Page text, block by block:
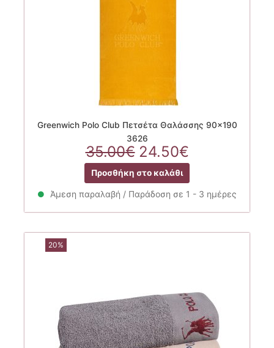
Greenwich Polo Club Πετσέτα Θαλάσσης 90×190
3626
35.00€ Original
price
was:
35.00€.
24.50€Η
τρέχουσα
τιμή
είναι:
24.50€.
Προσθήκη στο καλάθι
Άμεση παραλαβή / Παράδοση σε 1 - 3 ημέρες
20%